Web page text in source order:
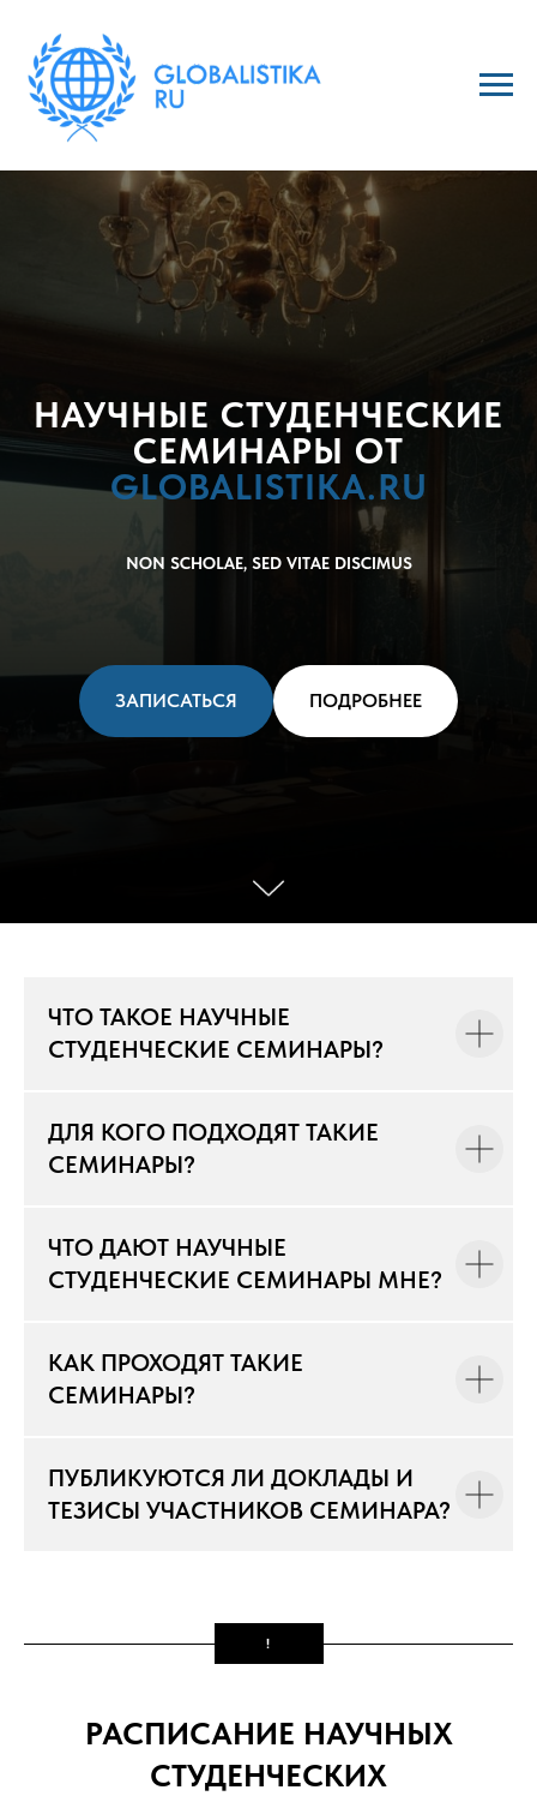
НАУЧНЫЕ СТУДЕНЧЕСКИЕ
СЕМИНАРЫ ОТ
GLOBALISTIKA.RU
NON SCHOLAE, SED VITAE DISCIMUS
ЗАПИСАТЬСЯ ПОДРОБНЕЕ
ЧТО ТАКОЕ НАУЧНЫЕ
СТУДЕНЧЕСКИЕ СЕМИНАРЫ?
ДЛЯ КОГО ПОДХОДЯТ ТАКИЕ
СЕМИНАРЫ?
ЧТО ДАЮТ НАУЧНЫЕ
СТУДЕНЧЕСКИЕ СЕМИНАРЫ МНЕ?
КАК ПРОХОДЯТ ТАКИЕ
СЕМИНАРЫ?
ПУБЛИКУЮТСЯ ЛИ ДОКЛАДЫ И
ТЕЗИСЫ УЧАСТНИКОВ СЕМИНАРА?
!
РАСПИСАНИЕ НАУЧНЫХ
СТУДЕНЧЕСКИХ